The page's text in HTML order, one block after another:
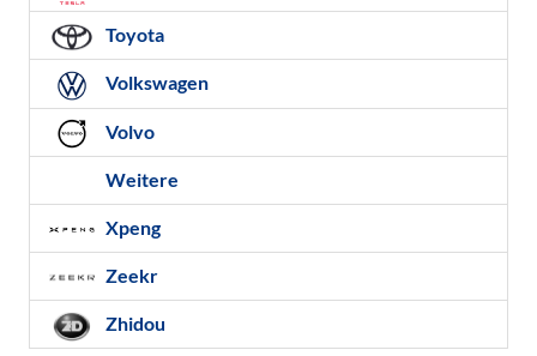
Toyota
Volkswagen
Volvo
Weitere
Xpeng
Zeekr
Zhidou